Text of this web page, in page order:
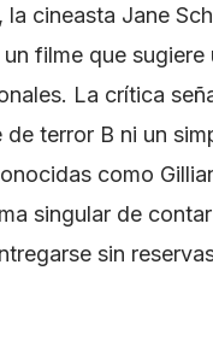
cineasta Jane
un filme que sugiere
La crítica
terror B ni un
como
singular de
sin